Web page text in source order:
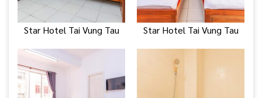
Star Hotel Tai Vung Tau Star Hotel Tai Vung Tau